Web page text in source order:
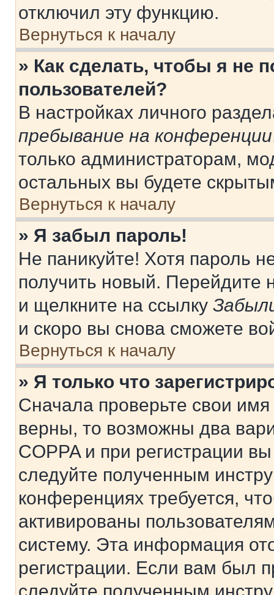
отключил эту функцию.
Вернуться к началу
» Как сделать, чтобы я не
пользователей?
В настройках личного
пребывание на конференции
только администраторам,
остальных вы будете
Вернуться к началу
» Я забыл пароль!
Не паникуйте! Хотя пароль
получить новый. Перейдите
и щелкните на ссылку
и скоро вы снова сможете
Вернуться к началу
» Я только что
Сначала проверьте свои
верны, то возможны два
COPPA и при регистрации
следуйте полученным
конференциях требуется,
активированы
систему. Эта информация
регистрации. Если вам был